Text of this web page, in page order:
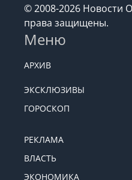
© 2008-2026 Новости
права защищены.
Меню
АРХИВ
ЭКСКЛЮЗИВЫ
ГОРОСКОП
РЕКЛАМА
ВЛАСТЬ
ЭКОНОМИКА